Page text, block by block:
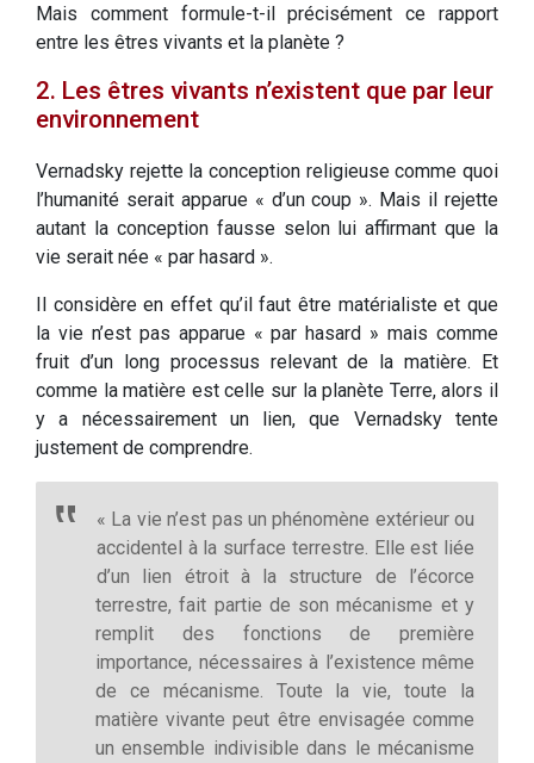
Mais comment formule-t-il précisément ce rapport
entre les êtres vivants et la planète ?
2. Les êtres vivants n’existent que par leur
environnement
Vernadsky rejette la conception religieuse comme quoi
l’humanité serait apparue « d’un coup ». Mais il rejette
autant la conception fausse selon lui affirmant que la
vie serait née « par hasard ».
Il considère en effet qu’il faut être matérialiste et que
la vie n’est pas apparue « par hasard » mais comme
fruit d’un long processus relevant de la matière. Et
comme la matière est celle sur la planète Terre, alors il
y a nécessairement un lien, que Vernadsky tente
justement de comprendre.
« La vie n’est pas un phénomène extérieur ou
accidentel à la surface terrestre. Elle est liée
d’un lien étroit à la structure de l’écorce
terrestre, fait partie de son mécanisme et y
remplit des fonctions de première
importance, nécessaires à l’existence même
de ce mécanisme. Toute la vie, toute la
matière vivante peut être envisagée comme
un ensemble indivisible dans le mécanisme